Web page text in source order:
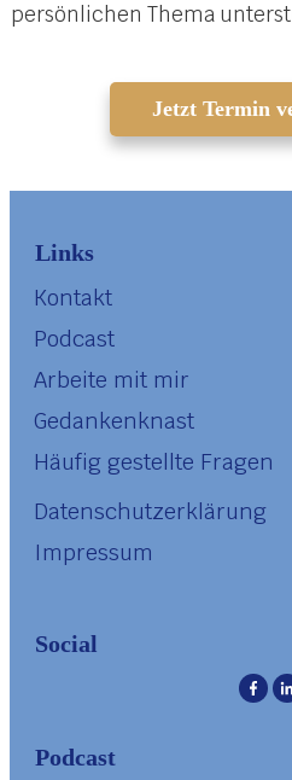
persönlichen Thema
Jetzt Termin
Links
Kontakt
Podcast
Arbeite mit mir
Gedankenknast
Häufig gestellte Fragen
Datenschutzerklärung
Impressum
Social
Podcast